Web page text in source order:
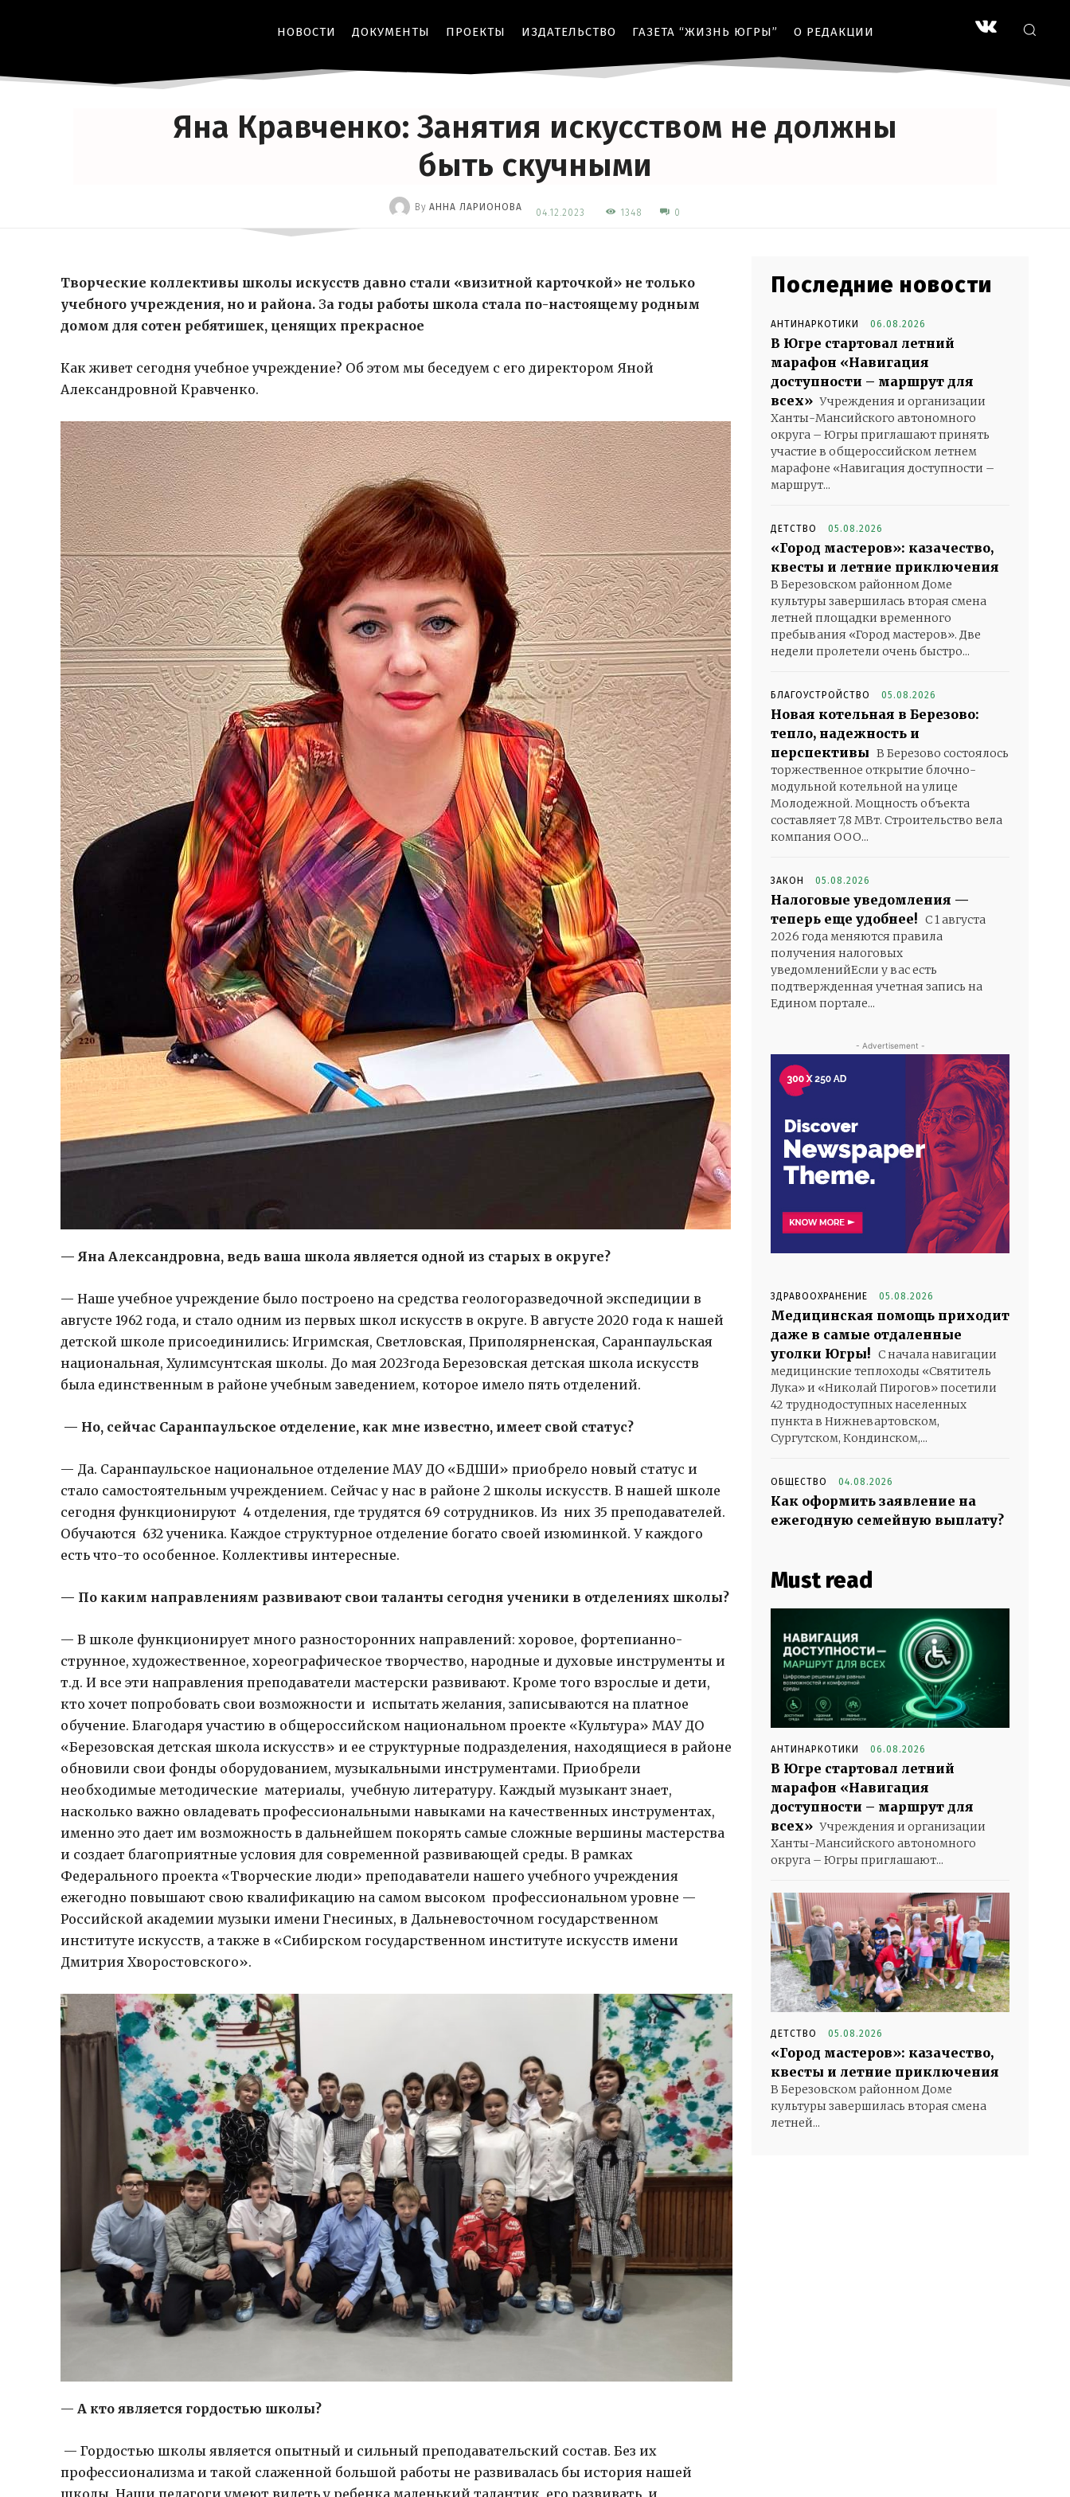
НОВОСТИ ДОКУМЕНТЫ ПРОЕКТЫ ИЗДАТЕЛЬСТВО ГАЗЕТА “ЖИЗНЬ ЮГРЫ” О РЕДАКЦИИ
Яна Кравченко: Занятия искусством не должны
быть скучными
By АННА ЛАРИОНОВА 04.12.2023 1348 0
Творческие коллективы школы искусств давно стали «визитной карточкой» не только
учебного учреждения, но и района. За годы работы школа стала по-настоящему родным
домом для сотен ребятишек, ценящих прекрасное
Как живет сегодня учебное учреждение? Об этом мы беседуем с его директором Яной
Александровной Кравченко.
— Яна Александровна, ведь ваша школа является одной из старых в округе?
— Наше учебное учреждение было построено на средства геологоразведочной экспедиции в
августе 1962 года, и стало одним из первых школ искусств в округе. В августе 2020 года к нашей
детской школе присоединились: Игримская, Светловская, Приполярненская, Саранпаульская
национальная, Хулимсунтская школы. До мая 2023года Березовская детская школа искусств
была единственным в районе учебным заведением, которое имело пять отделений.
— Но, сейчас Саранпаульское отделение, как мне известно, имеет свой статус?
— Да. Саранпаульское национальное отделение МАУ ДО «БДШИ» приобрело новый статус и
стало самостоятельным учреждением. Сейчас у нас в районе 2 школы искусств. В нашей школе
сегодня функционируют 4 отделения, где трудятся 69 сотрудников. Из них 35 преподавателей.
Обучаются 632 ученика. Каждое структурное отделение богато своей изюминкой. У каждого
есть что-то особенное. Коллективы интересные.
— По каким направлениям развивают свои таланты сегодня ученики в отделениях школы?
— В школе функционирует много разносторонних направлений: хоровое, фортепианно-
струнное, художественное, хореографическое творчество, народные и духовые инструменты и
т.д. И все эти направления преподаватели мастерски развивают. Кроме того взрослые и дети,
кто хочет попробовать свои возможности и испытать желания, записываются на платное
обучение. Благодаря участию в общероссийском национальном проекте «Культура» МАУ ДО
«Березовская детская школа искусств» и ее структурные подразделения, находящиеся в районе
обновили свои фонды оборудованием, музыкальными инструментами. Приобрели
необходимые методические материалы, учебную литературу. Каждый музыкант знает,
насколько важно овладевать профессиональными навыками на качественных инструментах,
именно это дает им возможность в дальнейшем покорять самые сложные вершины мастерства
и создает благоприятные условия для современной развивающей среды. В рамках
Федерального проекта «Творческие люди» преподаватели нашего учебного учреждения
ежегодно повышают свою квалификацию на самом высоком профессиональном уровне —
Российской академии музыки имени Гнесиных, в Дальневосточном государственном
институте искусств, а также в «Сибирском государственном институте искусств имени
Дмитрия Хворостовского».
— А кто является гордостью школы?
— Гордостью школы является опытный и сильный преподавательский состав. Без их
профессионализма и такой слаженной большой работы не развивалась бы история нашей
Последние новости
АНТИНАРКОТИКИ 06.08.2026
В Югре стартовал летний
марафон «Навигация
доступности – маршрут для
всех» Учреждения и организации
Ханты-Мансийского автономного
округа – Югры приглашают принять
участие в общероссийском летнем
марафоне «Навигация доступности –
маршрут...
ДЕТСТВО 05.08.2026
«Город мастеров»: казачество,
квесты и летние приключения
В Березовском районном Доме
культуры завершилась вторая смена
летней площадки временного
пребывания «Город мастеров». Две
недели пролетели очень быстро...
БЛАГОУСТРОЙСТВО 05.08.2026
Новая котельная в Березово:
тепло, надежность и
перспективы В Березово состоялось
торжественное открытие блочно-
модульной котельной на улице
Молодежной. Мощность объекта
составляет 7,8 МВт. Строительство вела
компания ООО...
ЗАКОН 05.08.2026
Налоговые уведомления —
теперь еще удобнее! С 1 августа
2026 года меняются правила
получения налоговых
уведомленийЕсли у вас есть
подтвержденная учетная запись на
Едином портале...
- Advertisement -
ЗДРАВООХРАНЕНИЕ 05.08.2026
Медицинская помощь приходит
даже в самые отдаленные
уголки Югры! С начала навигации
медицинские теплоходы «Святитель
Лука» и «Николай Пирогов» посетили
42 труднодоступных населенных
пункта в Нижневартовском,
Сургутском, Кондинском,...
ОБЩЕСТВО 04.08.2026
Как оформить заявление на
ежегодную семейную выплату?
Must read
АНТИНАРКОТИКИ 06.08.2026
В Югре стартовал летний
марафон «Навигация
доступности – маршрут для
всех» Учреждения и организации
Ханты-Мансийского автономного
округа – Югры приглашают...
ДЕТСТВО 05.08.2026
«Город мастеров»: казачество,
квесты и летние приключения
В Березовском районном Доме
культуры завершилась вторая смена
летней...